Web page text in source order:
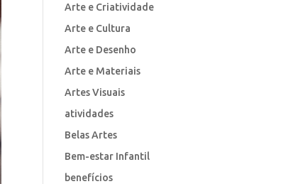
Arte e Criatividade
Arte e Cultura
Arte e Desenho
Arte e Materiais
Artes Visuais
atividades
Belas Artes
Bem-estar Infantil
benefícios